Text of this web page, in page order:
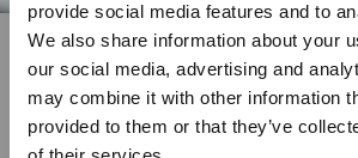
provide social media features and to
We also share information about your
our social media, advertising and
may combine it with other information
provided to them or that they’ve
Terwijl je wacht
LEER ONS BETER